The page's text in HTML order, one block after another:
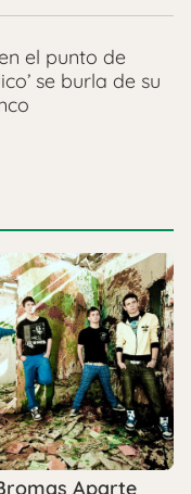
el punto de
se burla de su
Aparte